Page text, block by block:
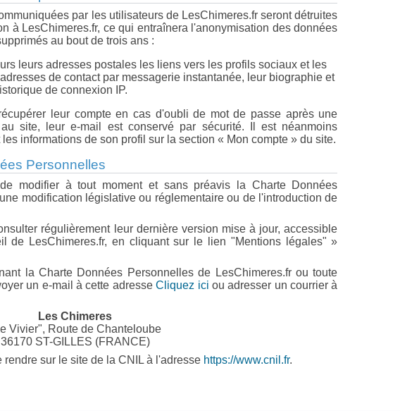
par les utilisateurs de LesChimeres.fr seront détruites
à LesChimeres.fr, ce qui entraînera l'anonymisation des données
au bout de trois ans :
leurs adresses postales les liens vers les profils sociaux et les
de contact par messagerie instantanée, leur biographie et
de connexion IP.
leur compte en cas d'oubli de mot de passe après une
site, leur e-mail est conservé par sécurité. Il est néanmoins
informations de son profil sur la section « Mon compte » du site.
Personnelles
modifier à tout moment et sans préavis la Charte Données
modification législative ou réglementaire ou de l'introduction de
régulièrement leur dernière version mise à jour, accessible
de LesChimeres.fr, en cliquant sur le lien "Mentions légales" »
la Charte Données Personnelles de LesChimeres.fr ou toute
un e-mail à cette adresseCliquez ici ou adresser un courrier à
Les Chimeres
Vivier", Route de Chanteloube
36170 ST-GILLES (FRANCE)
sur le site de la CNIL à l'adresse https://www.cnil.fr.